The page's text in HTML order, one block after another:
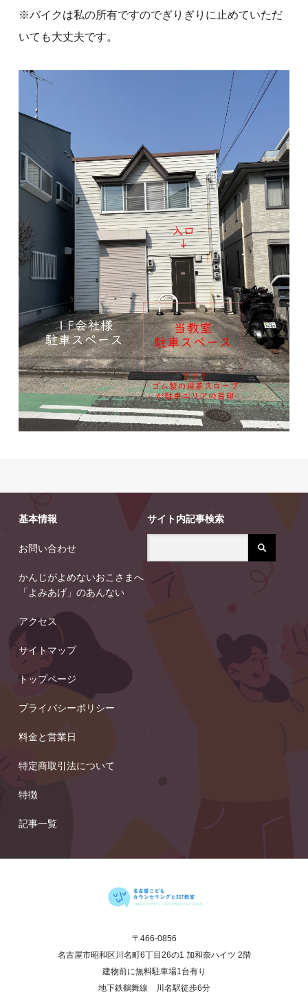
※バイクは私の所有ですのでぎりぎりに止めていただ
いても大丈夫です。
基本情報
お問い合わせ
かんじがよめないおこさまへ
「よみあげ」のあんない
アクセス
サイトマップ
トップページ
プライバシーポリシー
料金と営業日
特定商取引法について
特徴
記事一覧
サイト内記事検索
〒466‐0856
名古屋市昭和区川名町6丁目26の1 加和奈ハイツ 2階
建物前に無料駐車場1台有り
地下鉄鶴舞線 川名駅徒歩6分